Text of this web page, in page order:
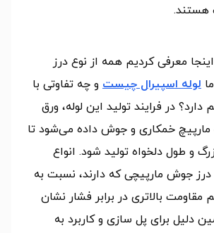
هستند.
معرفی کردیم همه از نوع درز
لوله اسپیرال چیست و چه تفاوتی با
دارد؟ در فرایند تولید این لوله، ورق
مارپیچ خمکاری و جوش داده می‌شود تا
و طول دلخواه تولید شود. انواع
درز جوش مارپیچی که دارند، نسبت به
مقاومت بالاتری در برابر فشار نشان
دلیل برای پل سازی و کاربرد به